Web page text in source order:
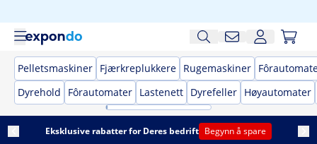
Pelletsmaskiner Fjærkreplukkere Rugemaskiner
Dyrehold
Fôrautomater Lastenett Dyrefeller Høyautomater
Eksklusive rabatter for Deres bedrift Begynn å spare